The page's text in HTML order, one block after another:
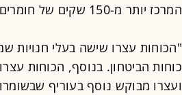
המרכז יותר מ-150 שקים של חומרים להכנת מטענים.
"הכוחות עצרו שישה בעלי חנויות
כוחות הביטחון. בנוסף, הכוחות
ועצרו מבוקש נוסף בעוריף